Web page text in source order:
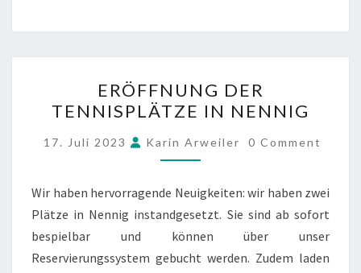
DER
TENNISPLÄTZE
IN
NENNIG
ERÖFFNUNG DER
TENNISPLÄTZE IN NENNIG
17. Juli 2023 Karin Arweiler COMMENTS
0 Comment
Wir haben hervorragende Neuigkeiten: wir haben zwei
Plätze in Nennig instandgesetzt. Sie sind ab sofort
bespielbar und können über unser
Reservierungssystem gebucht werden. Zudem laden